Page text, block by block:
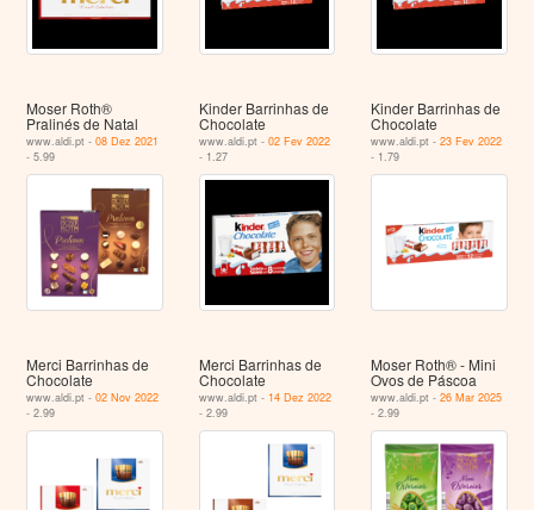
Moser Roth®
Pralinés de Natal
www.aldi.pt -08 Dez 2021
- 5.99
Kinder Barrinhas de
Chocolate
www.aldi.pt - 02 Fev 2022
- 1.27
Kinder Barrinhas de
Chocolate
www.aldi.pt -23 Fev 2022
- 1.79
Merci Barrinhas de
Chocolate
www.aldi.pt -02 Nov 2022
- 2.99
Merci Barrinhas de
Chocolate
www.aldi.pt - 14 Dez 2022
- 2.99
Moser Roth® - Mini
Ovos de Páscoa
www.aldi.pt -26 Mar 2025
- 2.99